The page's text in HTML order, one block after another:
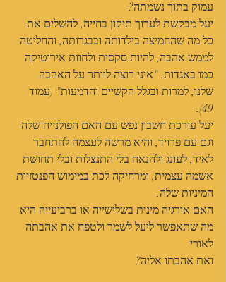
עמוק בתוך נשמתה?
יעל מבקשת לערוך תיקון בחייה, להשלים את
כל מה שהחמיצה בילדותה ובבגרותה, והחליטה
לממש אהבה, להיות סקסית ולחוות אירוטיקה
כמו באגדות. "איני רוצה לוותר על האהבה
שלנו, למרות ובגלל הקשיים והדמעות" (עמוד
49).
יעל עורכת חשבון נפש עם האם הפולנייה שלה
וגם עם פרויד, והיא מרשה לעצמה להתחבר
לאיד, לעונג ולהנאה בלי התנצלות ובלי תחושת
אשמה עצמית, ומרחיקה לכת במימוש הפנטזיות
המיניות שלה.
האם אורגיה מינית בשלישייה או ברביעייה היא
מה שתאפשר ליעל לשמר ולטפח את אהבתה
לאורי
ואת אהבתו אליה?